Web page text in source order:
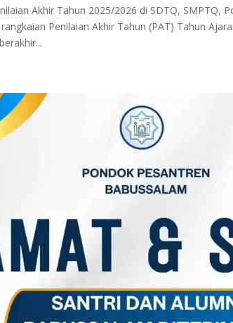
Akhir Tahun 2025/2026 di SDTQ, SMPTQ,
Penilaian Akhir Tahun (PAT) Tahun